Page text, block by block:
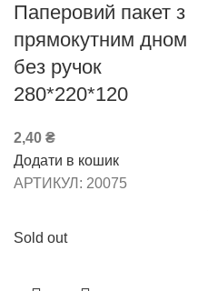
Паперовий пакет з
прямокутним дном
без ручок
280*220*120
2,40 ₴
Додати в кошик
АРТИКУЛ: 20075
Sold out